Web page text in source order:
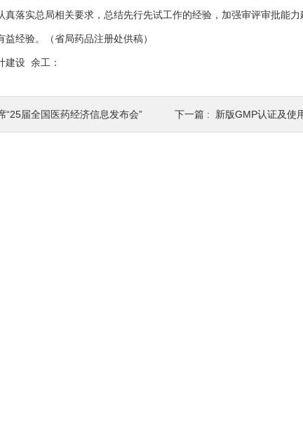
真落实总局相关要求，总结先行先试工作的经验，加强审评审批能
经验。（省局药品注册处供稿）
建设 余工：
“25届全国医药经济信息发布会” 下一篇 : 新版GMP认证及使